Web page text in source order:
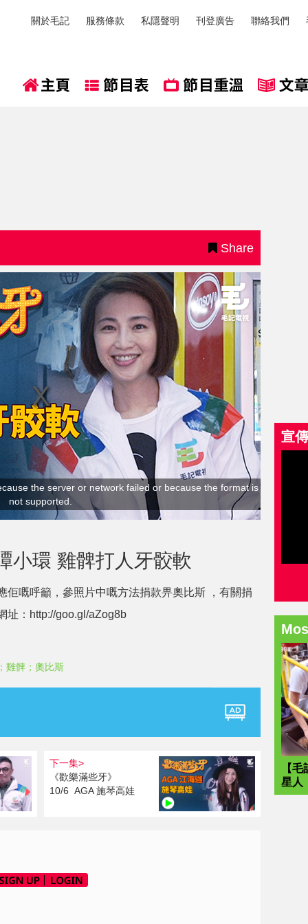
關於毛記 服務條款 私隱聲明 刊登廣告 聯絡我們
Share
the server or network failed or because the format is
not supported.
小環 雞髀打人牙骹軟
佢嘅呼籲，參照片中嘅方法捐款畀奧比斯 ，有關捐
址：http://goo.gl/aZog8b
雞髀；奧比斯
下一集>
《歡樂滿些牙》
10/6 AGA 施琴高娃
宣
【
星人